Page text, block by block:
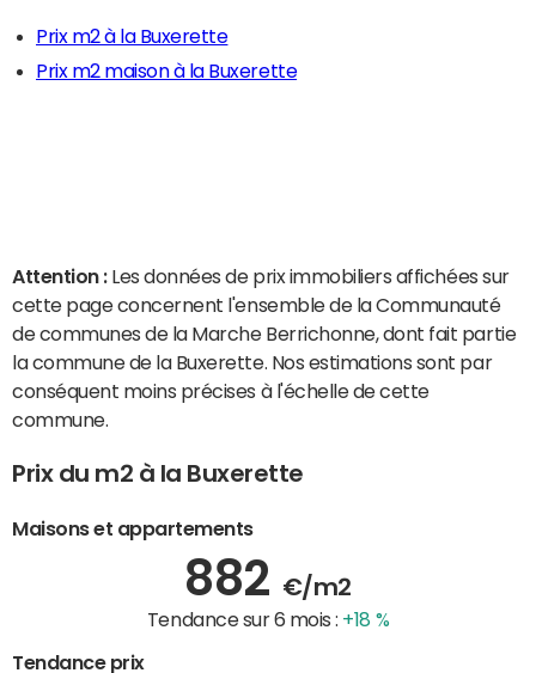
Prix m2 à la Buxerette
Prix m2 maison à la Buxerette
Attention : Les données de prix immobiliers affichées sur
cette page concernent l'ensemble de la Communauté
de communes de la Marche Berrichonne, dont fait partie
la commune de la Buxerette. Nos estimations sont par
conséquent moins précises à l'échelle de cette
commune.
Prix du m2 à la Buxerette
Maisons et appartements
882 €/m2
Tendance sur 6 mois : +18 %
Tendance prix